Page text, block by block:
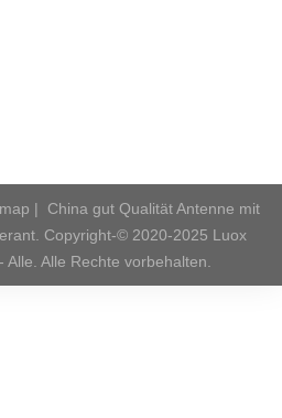
|
China gut Qualität Antenne mit
Copyright-© 2020-2025 Luox
Alle Rechte vorbehalten.